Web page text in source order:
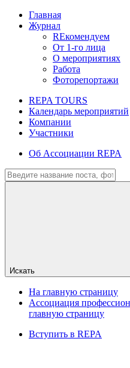
Главная
Журнал
REкомендуем
От 1-го лица
О мероприятиях
Работа
Фоторепортажи
REPA TOURS
Календарь мероприятий
Компании
Участники
Об Ассоциации REPA
Искать
На главную страницу
Ассоциация
главную страницу
Вступить в REPA